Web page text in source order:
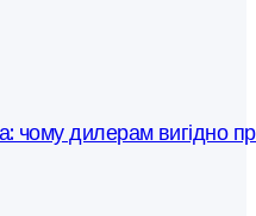
чому дилерам вигідно